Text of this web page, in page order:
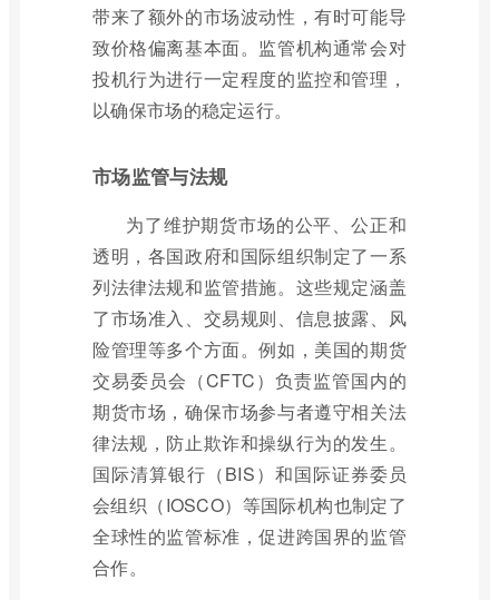
带来了额外的市场波动性，有时可能导
致价格偏离基本面。监管机构通常会对
投机行为进行一定程度的监控和管理，
以确保市场的稳定运行。
市场监管与法规
为了维护期货市场的公平、公正和
透明，各国政府和国际组织制定了一系
列法律法规和监管措施。这些规定涵盖
了市场准入、交易规则、信息披露、风
险管理等多个方面。例如，美国的期货
交易委员会（CFTC）负责监管国内的
期货市场，确保市场参与者遵守相关法
律法规，防止欺诈和操纵行为的发生。
国际清算银行（BIS）和国际证券委员
会组织（IOSCO）等国际机构也制定了
全球性的监管标准，促进跨国界的监管
合作。